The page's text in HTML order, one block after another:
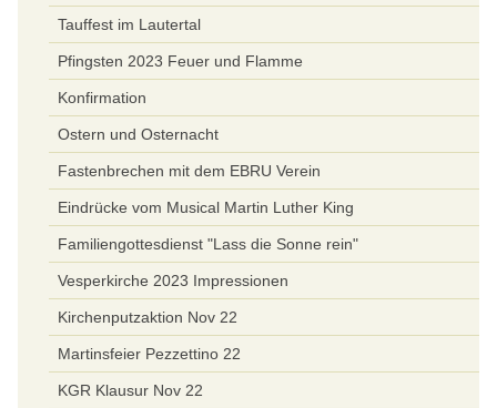
Tauffest im Lautertal
Pfingsten 2023 Feuer und Flamme
Konfirmation
Ostern und Osternacht
Fastenbrechen mit dem EBRU Verein
Eindrücke vom Musical Martin Luther King
Familiengottesdienst "Lass die Sonne rein"
Vesperkirche 2023 Impressionen
Kirchenputzaktion Nov 22
Martinsfeier Pezzettino 22
KGR Klausur Nov 22